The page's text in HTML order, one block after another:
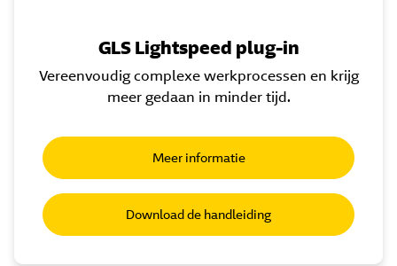
GLS Lightspeed plug-in
Vereenvoudig complexe werkprocessen en krijg
meer gedaan in minder tijd.
Meer informatie
Download de handleiding